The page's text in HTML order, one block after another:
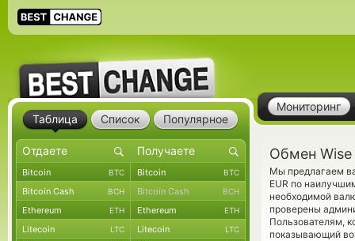
Мониторинг
Обмен Wise
Мы предлагаем
EUR по
необходимой
проверены
Пользователям,
показывающий
Таблица Список Популярное
Bitcoin BTC Bitcoin BTC
Bitcoin Cash BCH Bitcoin Cash BCH
Ethereum ETH Ethereum ETH
Litecoin LTC Litecoin LTC